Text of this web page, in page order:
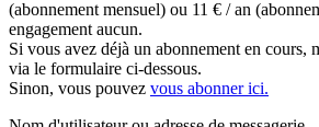
(abonnement mensuel) ou 11 € / an
engagement aucun.
Si vous avez déjà un abonnement en cours,
via le formulaire ci-dessous.
Sinon, vous pouvez vous abonner ici.